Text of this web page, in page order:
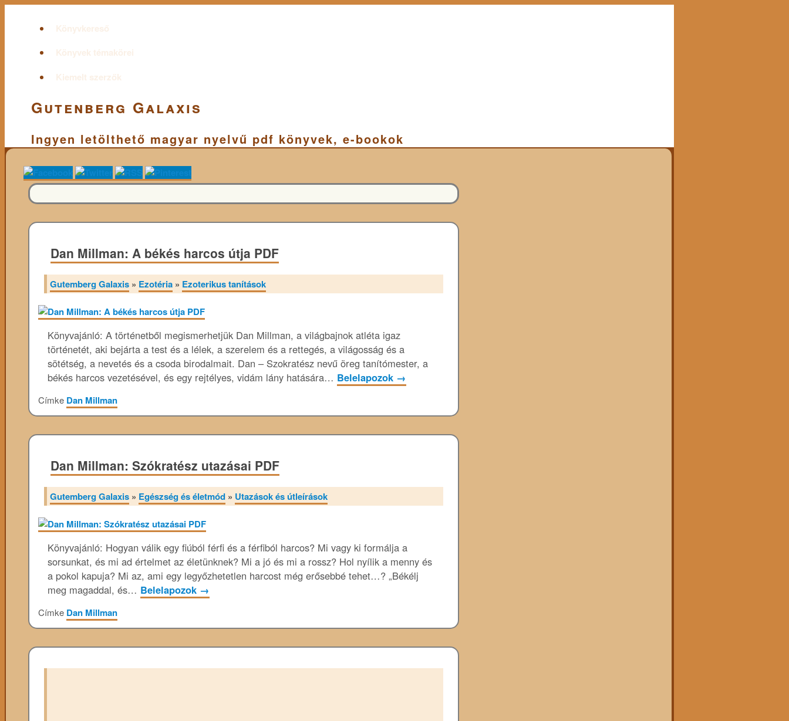
Könyvkereső
Könyvek témakörei
Kiemelt szerzők
Gutenberg Galaxis
Ingyen letölthető magyar nyelvű pdf könyvek, e-bookok
Dan Millman: A békés harcos útja PDF
Gutemberg Galaxis» Ezotéria» Ezoterikus tanítások
Könyvajánló: A történetből megismerhetjük Dan Millman, a világbajnok atléta igaz
történetét, aki bejárta a test és a lélek, a szerelem és a rettegés, a világosság és a
sötétség, a nevetés és a csoda birodalmait. Dan – Szokratész nevű öreg tanítómester, a
békés harcos vezetésével, és egy rejtélyes, vidám lány hatására… Belelapozok →
Címke Dan Millman
Dan Millman: Szókratész utazásai PDF
Gutemberg Galaxis» Egészség és életmód» Utazások és útleírások
Könyvajánló: Hogyan válik egy fiúból férfi és a férfiból harcos? Mi vagy ki formálja a
sorsunkat, és mi ad értelmet az életünknek? Mi a jó és mi a rossz? Hol nyílik a menny és
a pokol kapuja? Mi az, ami egy legyőzhetetlen harcost még erősebbé tehet…? „Békélj
meg magaddal, és… Belelapozok →
Címke Dan Millman